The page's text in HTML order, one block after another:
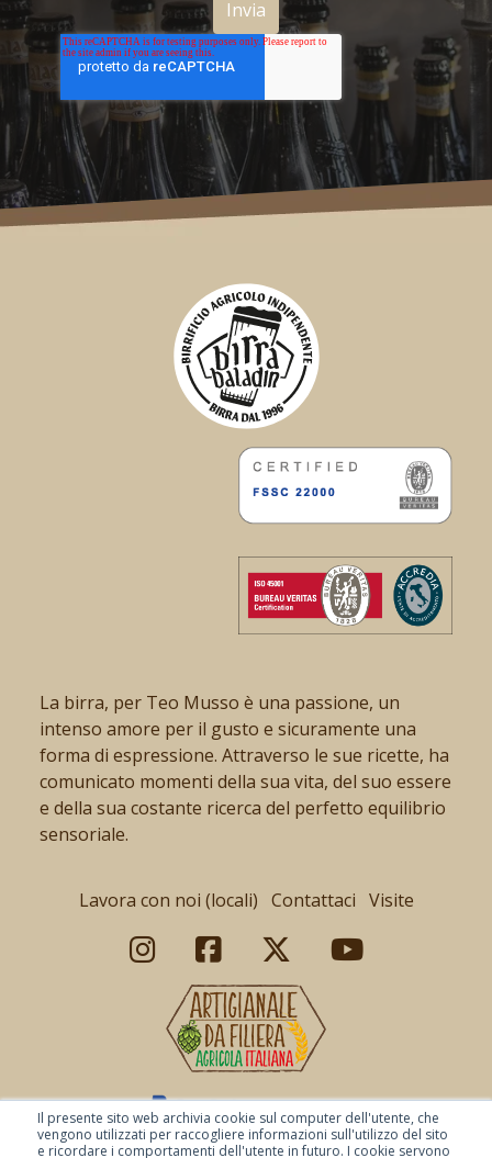
Il presente sito web archivia cookie sul computer dell'utente, che
vengono utilizzati per raccogliere informazioni sull'utilizzo del sito
e ricordare i comportamenti dell'utente in futuro. I cookie servono
La birra, per Teo Musso è una passione, un
intenso amore per il gusto e sicuramente una
forma di espressione. Attraverso le sue ricette, ha
comunicato momenti della sua vita, del suo essere
e della sua costante ricerca del perfetto equilibrio
sensoriale.
Lavora con noi (locali) Contattaci Visite